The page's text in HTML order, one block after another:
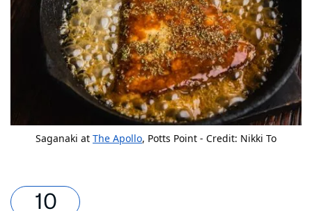
Saganaki at The Apollo, Potts Point - Credit: Nikki To